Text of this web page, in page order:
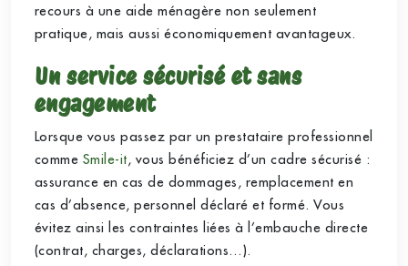
recours à une aide ménagère non seulement
pratique, mais aussi économiquement avantageux.
Un service sécurisé et sans
engagement
Lorsque vous passez par un prestataire professionnel
comme Smile-it, vous bénéficiez d’un cadre sécurisé :
assurance en cas de dommages, remplacement en
cas d’absence, personnel déclaré et formé. Vous
évitez ainsi les contraintes liées à l’embauche directe
(contrat, charges, déclarations…).